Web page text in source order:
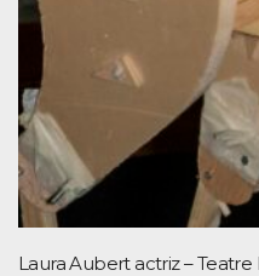
Laura Aubert actriz –